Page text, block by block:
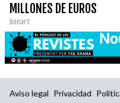
MILLONES DE EUROS
bonart
Aviso legal Privacidad